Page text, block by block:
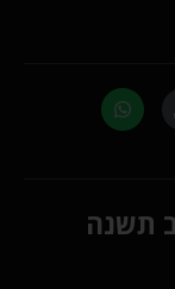
תשנה